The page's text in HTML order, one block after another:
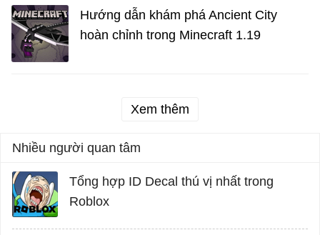
Hướng dẫn khám phá Ancient City
hoàn chỉnh trong Minecraft 1.19
Xem thêm
Nhiều người quan tâm
Tổng hợp ID Decal thú vị nhất trong
Roblox